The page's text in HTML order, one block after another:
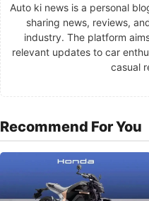
Auto ki news is a personal
sharing news, reviews,
industry. The platform
relevant updates to car
casual
Recommend For You